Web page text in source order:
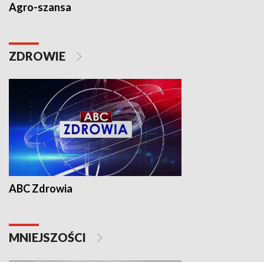
Agro-szansa
ZDROWIE
ABC Zdrowia
MNIEJSZOŚCI